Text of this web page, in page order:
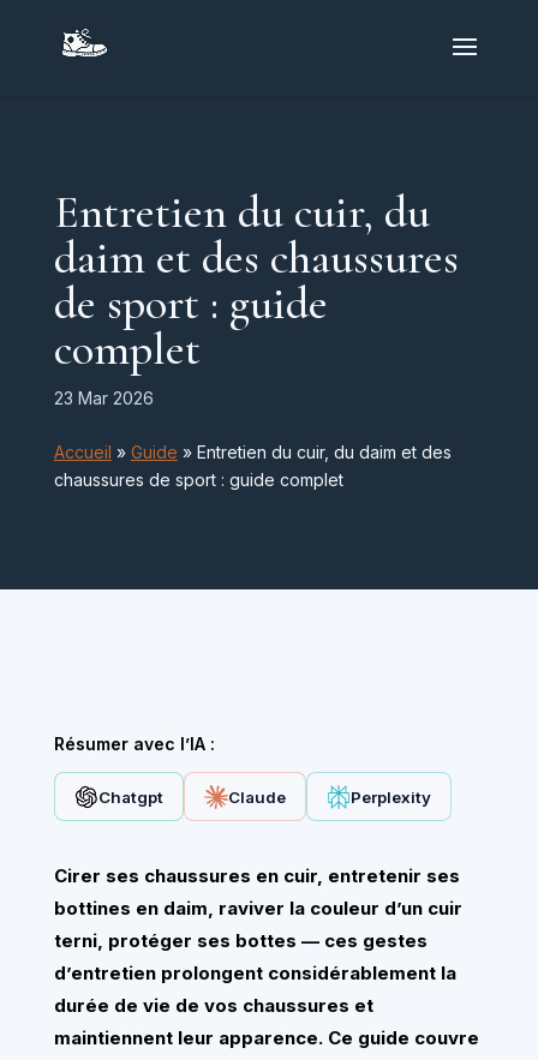
Entretien du cuir, du
daim et des chaussures
de sport : guide
complet
23 Mar 2026
Accueil » Guide » Entretien du cuir, du daim et des
chaussures de sport : guide complet
Résumer avec l’IA :
Chatgpt Claude Perplexity
Cirer ses chaussures en cuir, entretenir ses
bottines en daim, raviver la couleur d’un cuir
terni, protéger ses bottes — ces gestes
d’entretien prolongent considérablement la
durée de vie de vos chaussures et
maintiennent leur apparence. Ce guide couvre